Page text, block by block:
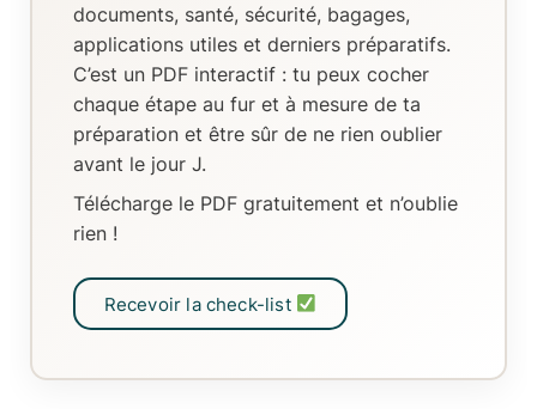
documents, santé, sécurité, bagages,
applications utiles et derniers préparatifs.
C’est un PDF interactif: tu peux cocher
chaque étape au fur et à mesure de ta
préparationet être sûr de ne rien oublier
avant le jour J.
Télécharge le PDF gratuitement et n’oublie
rien !
Recevoir la check-list